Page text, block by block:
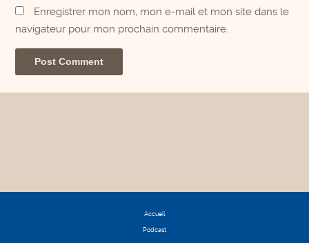
Enregistrer mon nom, mon e-mail et mon site dans le
navigateur pour mon prochain commentaire.
Accueil
Podcast